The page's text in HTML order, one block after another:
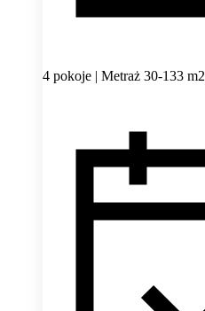
4 pokoje | Metraż 30-133 m2